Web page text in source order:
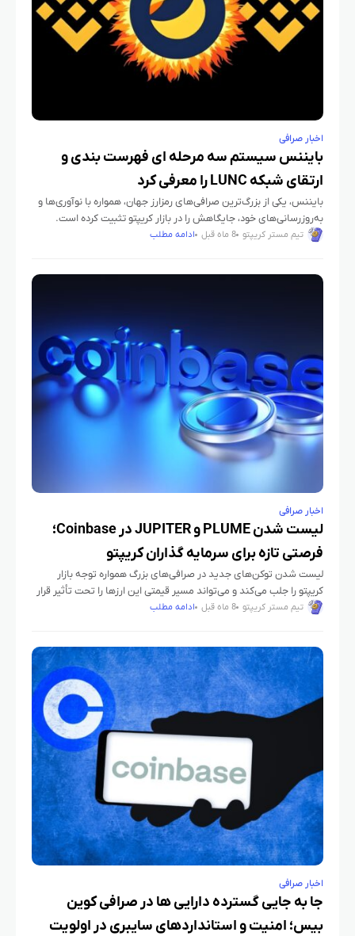
اخبار صرافی
بایننس سیستم سه مرحله‌ ای فهرست بندی و
ارتقای شبکه LUNC را معرفی کرد
بایننس، یکی از بزرگ‌ترین صرافی‌های رمزارز جهان، همواره با نوآوری‌ها و
به‌روزرسانی‌های خود، جایگاهش را در بازار کریپتو تثبیت کرده است.
معرفی سیستم سه مرحله‌ای فهرست بندی و ارتقای شبکه
تیم مستر کریپتو 8 ماه قبل ادامه مطلب
اخبار صرافی
لیست شدن PLUME و JUPITER در Coinbase؛
فرصتی تازه برای سرمایه‌ گذاران کریپتو
لیست شدن توکن‌های جدید در صرافی‌های بزرگ همواره توجه بازار
کریپتو را جلب می‌کند و می‌تواند مسیر قیمتی این ارزها را تحت تأثیر قرار
دهد. دو توکن تازه وارد، PLUME
تیم مستر کریپتو 8 ماه قبل ادامه مطلب
اخبار صرافی
جا به‌ جایی گسترده دارایی‌ ها در صرافی کوین‌
بیس؛ امنیت و استانداردهای سایبری در اولویت